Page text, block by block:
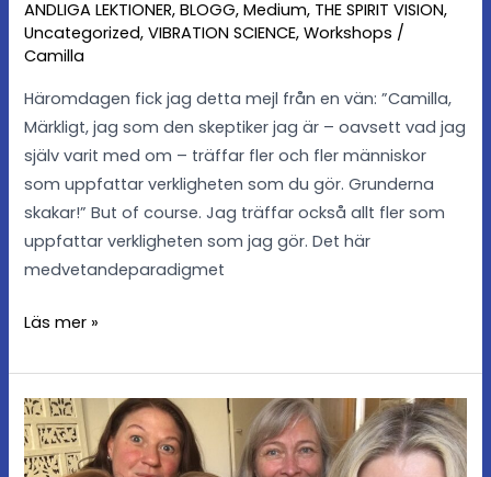
ANDLIGA LEKTIONER,BLOGG,Medium, THE SPIRIT VISION,
Uncategorized,VIBRATION SCIENCE,Workshops /
Camilla
Häromdagen fick jag detta mejl från en vän: ”Camilla,
Märkligt, jag som den skeptiker jag är – oavsett vad jag
själv varit med om – träffar fler och fler människor
som uppfattar verkligheten som du gör. Grunderna
skakar!” But of course. Jag träffar också allt fler som
uppfattar verkligheten som jag gör. Det här
medvetandeparadigmet
Läs mer »
Om
demoner
och